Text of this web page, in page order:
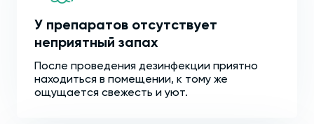
У препаратов отсутствует
неприятный запах
После проведения дезинфекции приятно
находиться в помещении, к тому же
ощущается свежесть и уют.